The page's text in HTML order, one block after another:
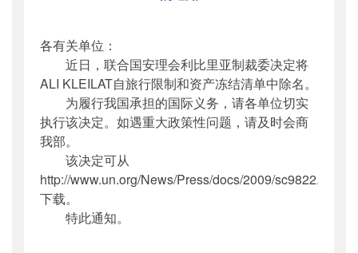
各有关单位：
近日，联合国安理会利比里亚制裁委决定将
ALI KLEILAT自旅行限制和资产冻结清单中除名。
为履行我国承担的国际义务，请各单位切实
执行该决定。如遇重大政策性问题，请及时会商
我部。
该决定可从
http://www.un.org/News/Press/docs/2009/
下载。
特此通知。